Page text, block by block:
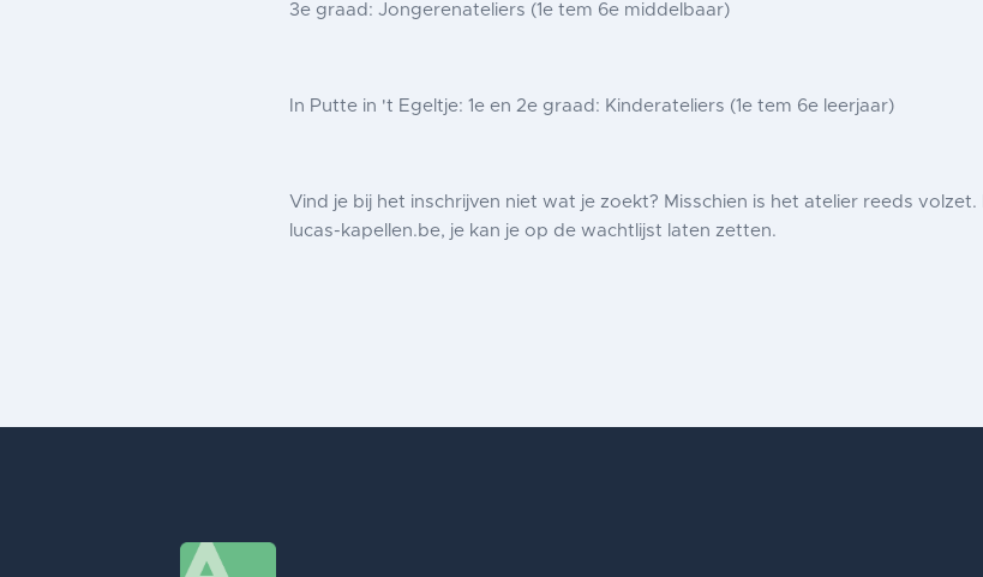
3e graad: Jongerenateliers (1e tem 6e middelbaar)
In Putte in 't Egeltje: 1e en 2e graad: Kinderateliers (1e tem 6e leerjaar)
Vind je bij het inschrijven niet wat je zoekt? Misschien is het atelier reeds volzet.
lucas-kapellen.be, je kan je op de wachtlijst laten zetten.